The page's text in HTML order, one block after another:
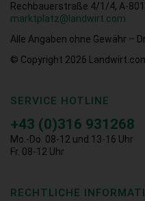
Rechbauerstraße 4/1/4, A-
marktplatz@landwirt.com
Alle Angaben ohne Gewähr –
© Copyright 2026
SERVICE HOTLINE
+43 (0)316 931268
Mo.-Do. 08-12 und 13-16 Uhr
Fr. 08-12 Uhr
RECHTLICHE